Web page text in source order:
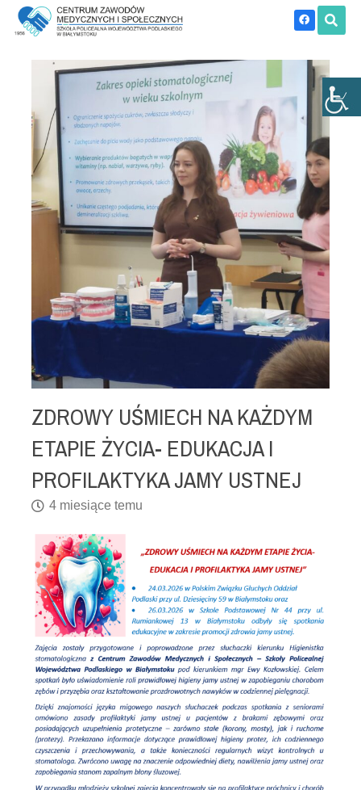
ZDROWY UŚMIECH NA KAŻDYM
ETAPIE ŻYCIA- EDUKACJA I
PROFILAKTYKA JAMY USTNEJ
4 miesiące temu